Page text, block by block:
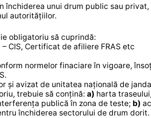
închiderea unui drum public sau
autoritățiilor.
obligatoriu să cuprindă:
CIS, Certificat de afiliere FRAS etc
normelor finaciare în vigoare,
și avizat de unitatea națională de
trebuie să conțină: a) harta
publică în zona de teste; b)
închiderea sectorului de drum dorit.